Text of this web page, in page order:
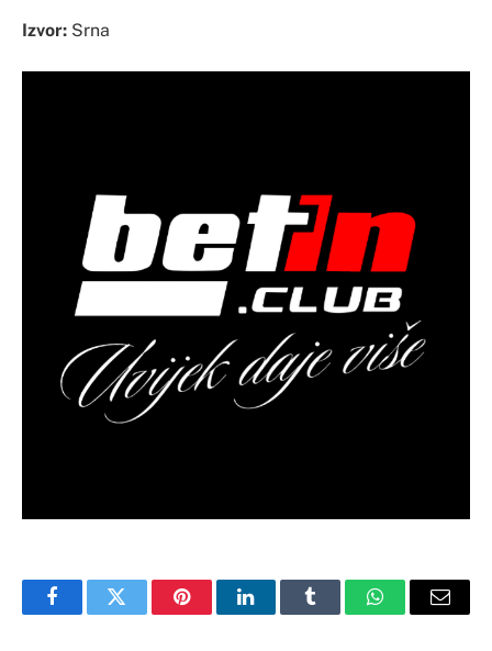
Izvor: Srna
FacebookTwitter PinterestLinkedInTumblr WhatsAppEmail